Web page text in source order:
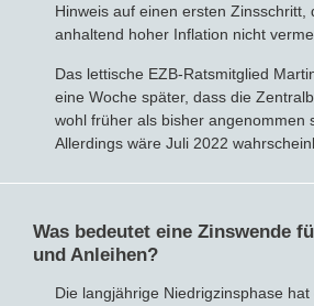
Hinweis auf einen ersten Zinsschritt,
anhaltend hoher Inflation nicht
Das lettische EZB-Ratsmitglied
eine Woche später, dass die
wohl früher als bisher angenommen
Allerdings wäre Juli 2022
Was bedeutet eine Zinswende
und Anleihen?
Die langjährige Niedrigzinsphase